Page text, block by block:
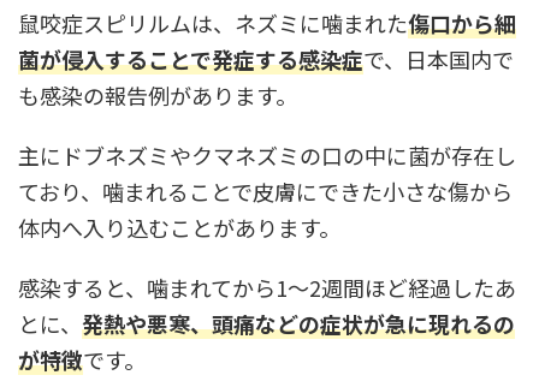
鼠咬症スピリルムは、ネズミに噛まれた傷口から細
菌が侵入することで発症する感染症で、日本国内で
も感染の報告例があります。
主にドブネズミやクマネズミの口の中に菌が存在し
ており、噛まれることで皮膚にできた小さな傷から
体内へ入り込むことがあります。
感染すると、噛まれてから1〜2週間ほど経過したあ
とに、 発熱や悪寒、頭痛などの症状が急に現れるの
が特徴です。